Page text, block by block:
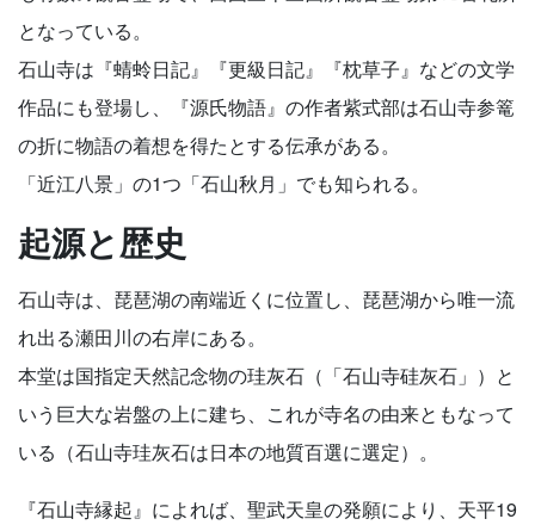
となっている。
石山寺は『蜻蛉日記』『更級日記』『枕草子』などの文学
作品にも登場し、『源氏物語』の作者紫式部は石山寺参篭
の折に物語の着想を得たとする伝承がある。
「近江八景」の1つ「石山秋月」でも知られる。
起源と歴史
石山寺は、琵琶湖の南端近くに位置し、琵琶湖から唯一流
れ出る瀬田川の右岸にある。
本堂は国指定天然記念物の珪灰石（「石山寺硅灰石」）と
いう巨大な岩盤の上に建ち、これが寺名の由来ともなって
いる（石山寺珪灰石は日本の地質百選に選定）。
『石山寺縁起』によれば、聖武天皇の発願により、天平19